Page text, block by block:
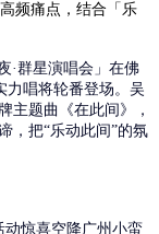
频痛点，结合 「乐
·群星演唱会」在佛
唱将轮番登场。 吴
主题曲《在此间》
，
，把“乐动此间”的氛
动惊喜空降广州小蛮